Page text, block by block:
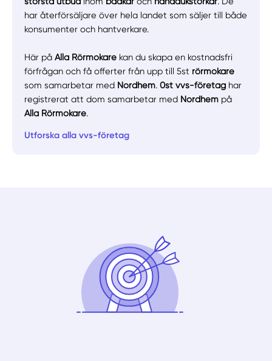
har återförsäljare över hela landet som säljer till både
konsumenter och hantverkare.
Här påAlla Rörmokare kan du skapa en kostnadsfri
förfrågan och få offerter från upp till 5st rörmokare
som samarbetar med Nordhem.0st vvs-företag har
registrerat att dom samarbetar med Nordhem på
Alla Rörmokare.
Utforska alla vvs-företag